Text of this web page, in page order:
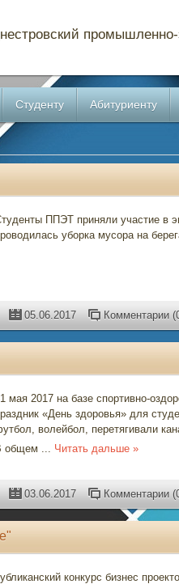
Студенту Абитуриенту
ППЭТ приняли участие в
уборка мусора на
05.06.2017 Комментарии
мая 2017 на базе спортивно-
«День здоровья» для
волейбол, перетягивали
общем ... Читать дальше »
03.06.2017 Комментарии
конкурс бизнес